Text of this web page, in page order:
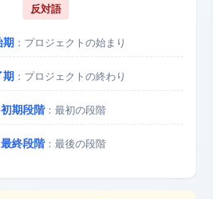
反対語
期：プロジェクトの始まり
期：プロジェクトの終わり
初期段階：最初の段階
最終段階：最後の段階